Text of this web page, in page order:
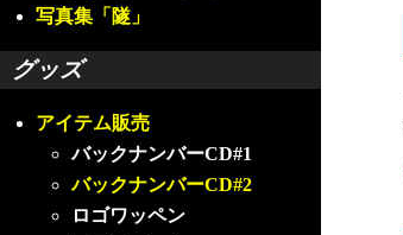
写真集「隧」
グッズ
アイテム販売
バックナンバーCD#1
バックナンバーCD#2
ロゴワッペン